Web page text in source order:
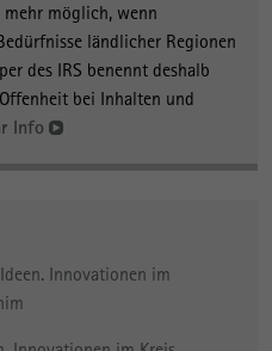
mehr möglich, wenn
ländlicher Regionen
des IRS benennt deshalb
bei Inhalten und
Info
Innovationen im